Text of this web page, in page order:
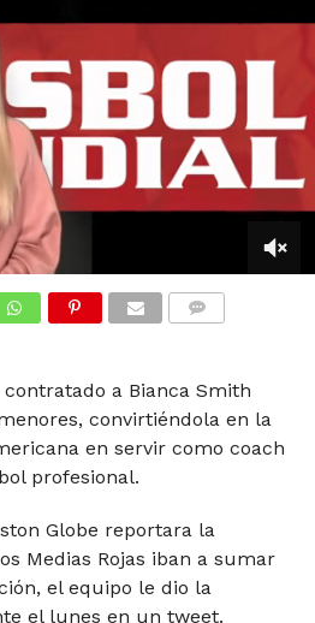
contratado a Bianca Smith
convirtiéndola en la
en servir como coach
profesional.
Globe reportara la
Medias Rojas iban a sumar
el equipo le dio la
el lunes en un tweet.